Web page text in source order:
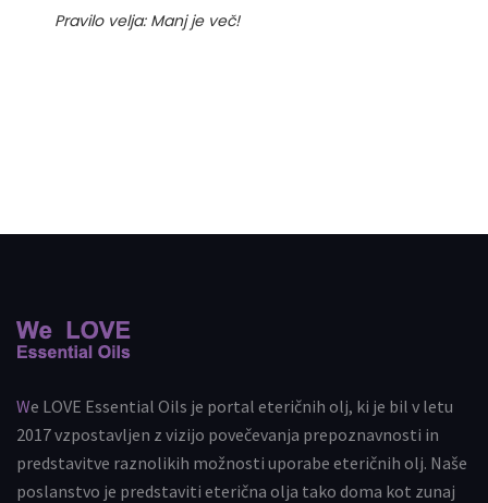
Pravilo velja: Manj je več!
We LOVE Essential Oils je portal eteričnih olj, ki je bil v letu
2017 vzpostavljen z vizijo povečevanja prepoznavnosti in
predstavitve raznolikih možnosti uporabe eteričnih olj. Naše
poslanstvo je predstaviti eterična olja tako doma kot zunaj